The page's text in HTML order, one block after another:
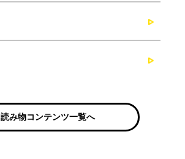
読み物コンテンツ一覧へ